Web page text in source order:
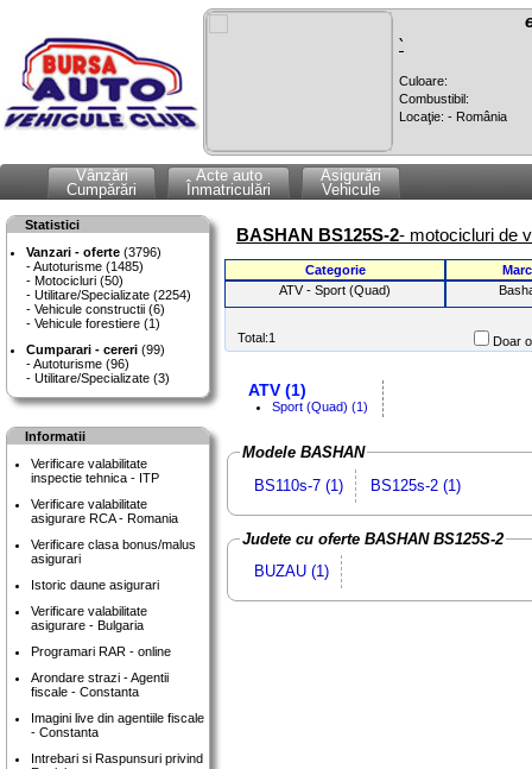
`
Culoare:
Combustibil:
Locaţie: - România
Vânzări
Cumpărări
Acte auto
Înmatriculări
Asigurări
Vehicule
Statistici
Vanzari - oferte (3796)
Autoturisme (1485)
Motocicluri (50)
Utilitare/Specializate (2254)
Vehicule constructii (6)
Vehicule forestiere (1)
Cumparari - cereri (99)
Autoturisme (96)
Utilitare/Specializate (3)
Informatii
Verificare valabilitate
inspectie tehnica - ITP
Verificare valabilitate
asigurare RCA - Romania
Verificare clasa bonus/malus
asigurari
Istoric daune asigurari
Verificare valabilitate
asigurare - Bulgaria
Programari RAR - online
Arondare strazi - Agentii
fiscale - Constanta
Imagini live din agentiile fiscale
- Constanta
Intrebari si Raspunsuri privind
BASHAN BS125S-2- motocicluri de
Categorie
ATV - Sport (Quad)
Total:1 Doar
ATV (1)
Sport (Quad) (1)
Modele BASHAN
BS110s-7 (1)
BS125s-2 (1)
Judete cu oferte BASHAN BS125S-2
BUZAU (1)